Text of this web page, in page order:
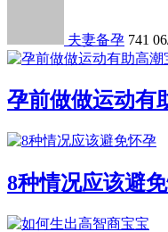
夫妻备孕 741
孕前做做运动有
8种情况应该避